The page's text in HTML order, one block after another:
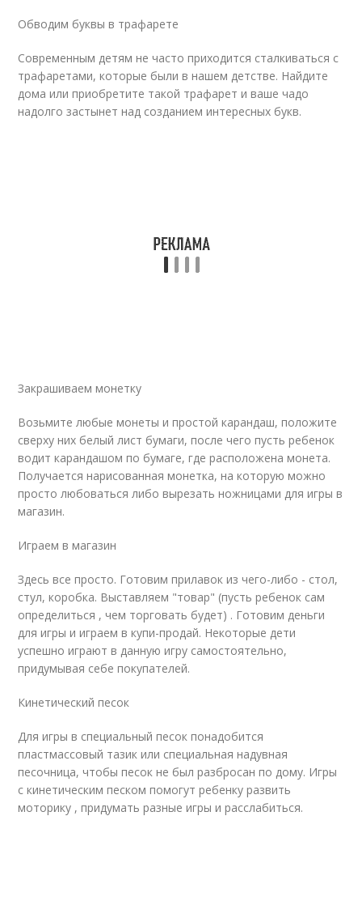
Обводим буквы в трафарете
Современным детям не часто приходится сталкиваться с
трафаретами, которые были в нашем детстве. Найдите
дома или приобретите такой трафарет и ваше чадо
надолго застынет над созданием интересных букв.
Закрашиваем монетку
Возьмите любые монеты и простой карандаш, положите
сверху них белый лист бумаги, после чего пусть ребенок
водит карандашом по бумаге, где расположена монета.
Получается нарисованная монетка, на которую можно
просто любоваться либо вырезать ножницами для игры в
магазин.
Играем в магазин
Здесь все просто. Готовим прилавок из чего-либо - стол,
стул, коробка. Выставляем "товар" (пусть ребенок сам
определиться , чем торговать будет) . Готовим деньги
для игры и играем в купи-продай. Некоторые дети
успешно играют в данную игру самостоятельно,
придумывая себе покупателей.
Кинетический песок
Для игры в специальный песок понадобится
пластмассовый тазик или специальная надувная
песочница, чтобы песок не был разбросан по дому. Игры
с кинетическим песком помогут ребенку развить
моторику , придумать разные игры и расслабиться.